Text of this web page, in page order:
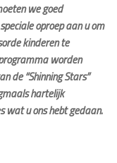
we goed
oproep aan u om
kinderen te
worden
de “Shinning Stars”
hartelijk
wat u ons hebt gedaan.